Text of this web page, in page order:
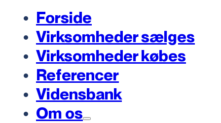
Forside
Virksomheder sælges
Virksomheder købes
Referencer
Vidensbank
Om os